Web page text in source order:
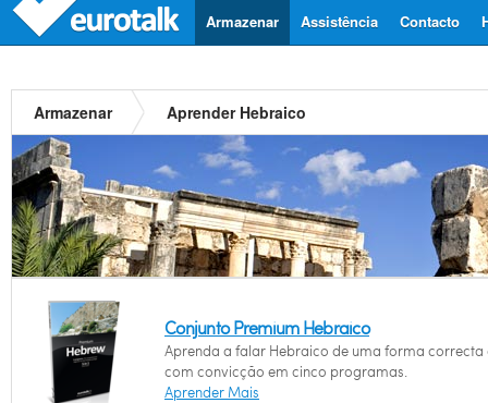
Contacto
Assistência
Armazenar
Armazenar Aprender Hebraico
Conjunto Premium Hebraico
Aprenda a falar Hebraico de uma forma correcta
com convicção em cinco programas.
Aprender Mais